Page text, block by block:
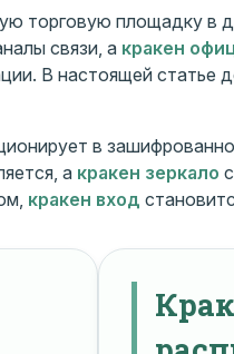
торговую площадку в
связи, а кракен
В настоящей статье
в
а кракен зеркало
кракен вход